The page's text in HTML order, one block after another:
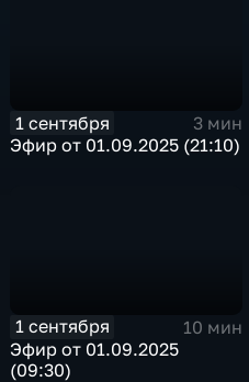
1 сентября
3 мин
Эфир от 01.09.2025 (21:10)
1 сентября
10 мин
Эфир от 01.09.2025
(09:30)